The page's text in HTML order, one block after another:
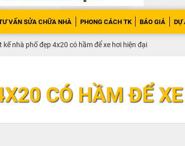
VẤN SỬA CHỮA NHÀ PHONG CÁCH TK BÁO GIÁ DỰ
kế nhà phố đẹp 4x20 có hầm để xe hơi hiện đại
CÓ HẦM ĐỂ